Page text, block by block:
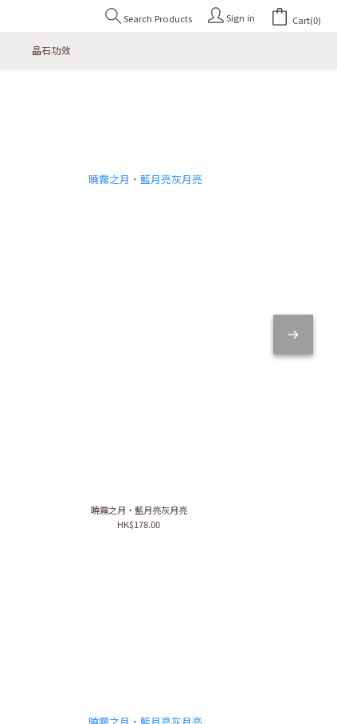
Search Products Sign in Cart(0)
晶石功效
曉霧之月・藍月亮灰月亮
HK$178.00